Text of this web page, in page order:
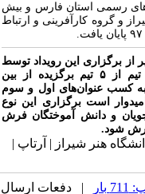
رسمی استان فارس و بیش
و گروه کارآفرینی و ارتباط
برگزاری این رویداد توسط
دانشگاه هنر شیراز با توجه به این که دو تیم از ۵ تیم برگزیده از بین
کسب عنوان‌های اول و سوم
است برگزاری این نوع
و دانش آموختگان فرش
شود.
هنر شیراز | آرتاپ |
| دفعات ارسال